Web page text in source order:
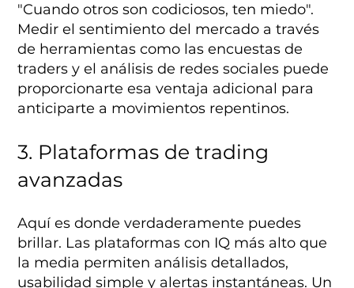
"Cuando otros son codiciosos, ten miedo".
Medir el sentimiento del mercado a través
de herramientas como las encuestas de
traders y el análisis de redes sociales puede
proporcionarte esa ventaja adicional para
anticiparte a movimientos repentinos.
3. Plataformas de trading
avanzadas
Aquí es donde verdaderamente puedes
brillar. Las plataformas con IQ más alto que
la media permiten análisis detallados,
usabilidad simple y alertas instantáneas. Un